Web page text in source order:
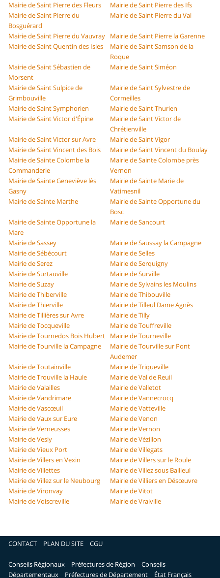
Mairie de Saint Pierre des Fleurs
Mairie de Saint Pierre des Ifs
Mairie de Saint Pierre du
Bosguérard
Mairie de Saint Pierre du Val
Mairie de Saint Pierre du Vauvray
Mairie de Saint Pierre la Garenne
Mairie de Saint Quentin des Isles
Mairie de Saint Samson de la
Roque
Mairie de Saint Sébastien de
Morsent
Mairie de Saint Siméon
Mairie de Saint Sulpice de
Grimbouville
Mairie de Saint Sylvestre de
Cormeilles
Mairie de Saint Symphorien
Mairie de Saint Thurien
Mairie de Saint Victor d'Épine
Mairie de Saint Victor de
Chrétienville
Mairie de Saint Victor sur Avre
Mairie de Saint Vigor
Mairie de Saint Vincent des Bois
Mairie de Saint Vincent du Boulay
Mairie de Sainte Colombe la
Commanderie
Mairie de Sainte Colombe près
Vernon
Mairie de Sainte Geneviève lès
Gasny
Mairie de Sainte Marie de
Vatimesnil
Mairie de Sainte Marthe
Mairie de Sainte Opportune du
Bosc
Mairie de Sainte Opportune la
Mare
Mairie de Sancourt
Mairie de Sassey
Mairie de Saussay la Campagne
Mairie de Sébécourt
Mairie de Selles
Mairie de Serez
Mairie de Serquigny
Mairie de Surtauville
Mairie de Surville
Mairie de Suzay
Mairie de Sylvains les Moulins
Mairie de Thiberville
Mairie de Thibouville
Mairie de Thierville
Mairie de Tilleul Dame Agnès
Mairie de Tillières sur Avre
Mairie de Tilly
Mairie de Tocqueville
Mairie de Touffreville
Mairie de Tournedos Bois Hubert
Mairie de Tourneville
Mairie de Tourville la Campagne
Mairie de Tourville sur Pont
Audemer
Mairie de Toutainville
Mairie de Triqueville
Mairie de Trouville la Haule
Mairie de Val de Reuil
Mairie de Valailles
Mairie de Valletot
Mairie de Vandrimare
Mairie de Vannecrocq
Mairie de Vascœuil
Mairie de Vatteville
Mairie de Vaux sur Eure
Mairie de Venon
Mairie de Verneusses
Mairie de Vernon
Mairie de Vesly
Mairie de Vézillon
Mairie de Vieux Port
Mairie de Villegats
Mairie de Villers en Vexin
Mairie de Villers sur le Roule
Mairie de Villettes
Mairie de Villez sous Bailleul
Mairie de Villez sur le Neubourg
Mairie de Villiers en Désœuvre
Mairie de Vironvay
Mairie de Vitot
Mairie de Voiscreville
Mairie de Vraiville
CONTACT PLAN DU SITE CGU
Conseils Régionaux Préfectures de Région
Conseils
Départementaux
Préfectures de Département État Français